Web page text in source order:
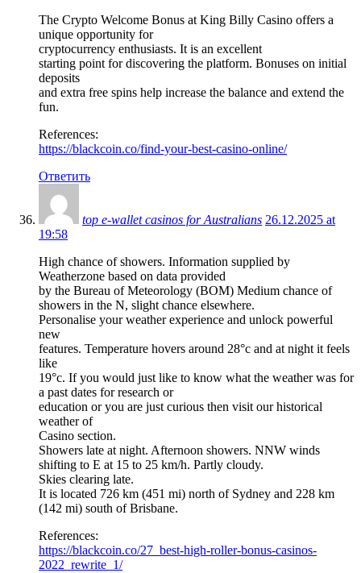
The Crypto Welcome Bonus at King Billy Casino offers a
unique opportunity for
cryptocurrency enthusiasts. It is an excellent
starting point for discovering the platform. Bonuses on initial
deposits
and extra free spins help increase the balance and extend the
fun.
References:
https://blackcoin.co/find-your-best-casino-online/
Ответить
top e-wallet casinos for Australians 26.12.2025 at
19:58
High chance of showers. Information supplied by
Weatherzone based on data provided
by the Bureau of Meteorology (BOM) Medium chance of
showers in the N, slight chance elsewhere.
Personalise your weather experience and unlock powerful
new
features. Temperature hovers around 28°c and at night it feels
like
19°c. If you would just like to know what the weather was for
a past dates for research or
education or you are just curious then visit our historical
weather of
Casino section.
Showers late at night. Afternoon showers. NNW winds
shifting to E at 15 to 25 km/h. Partly cloudy.
Skies clearing late.
It is located 726 km (451 mi) north of Sydney and 228 km
(142 mi) south of Brisbane.
References:
https://blackcoin.co/27_best-high-roller-bonus-casinos-
2022_rewrite_1/